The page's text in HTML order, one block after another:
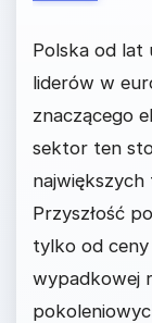
Polska od lat
liderów w
znaczącego
sektor ten
największych
Przyszłość
tylko od
wypadkowej